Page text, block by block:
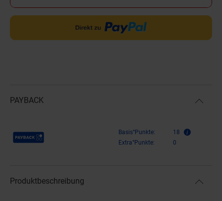
PAYBACK
Payback Punkte Basis°Punkte:
18
Extra°Punkte:
0
Produktbeschreibung